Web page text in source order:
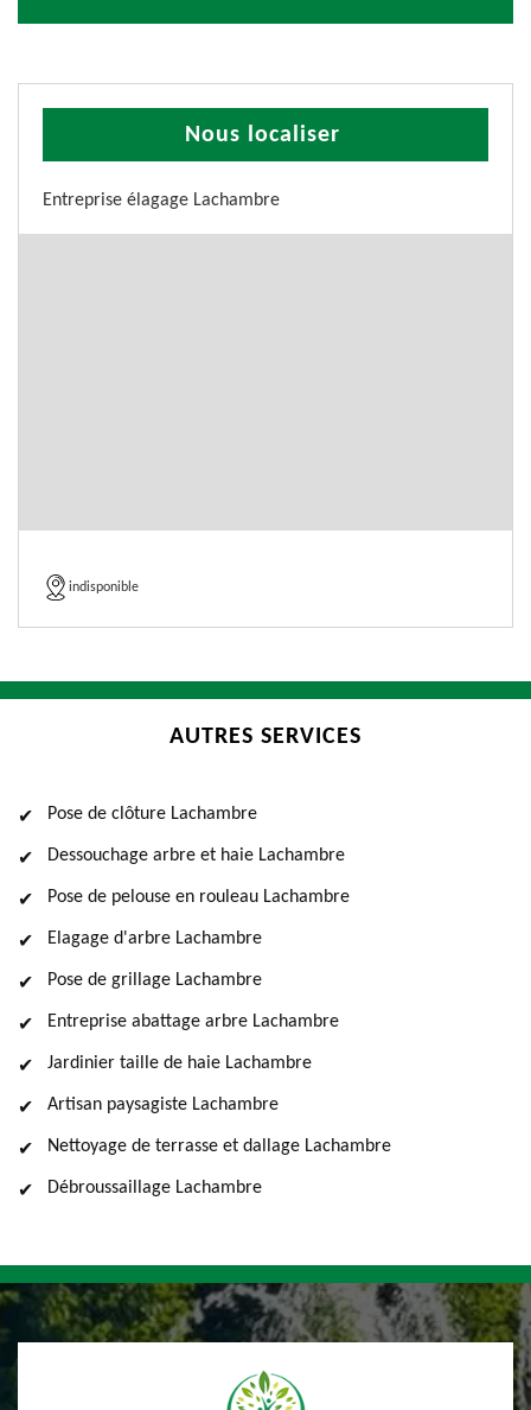
Nous localiser
Entreprise élagage Lachambre
indisponible
AUTRES SERVICES
Pose de clôture Lachambre
Dessouchage arbre et haie Lachambre
Pose de pelouse en rouleau Lachambre
Elagage d'arbre Lachambre
Pose de grillage Lachambre
Entreprise abattage arbre Lachambre
Jardinier taille de haie Lachambre
Artisan paysagiste Lachambre
Nettoyage de terrasse et dallage Lachambre
Débroussaillage Lachambre